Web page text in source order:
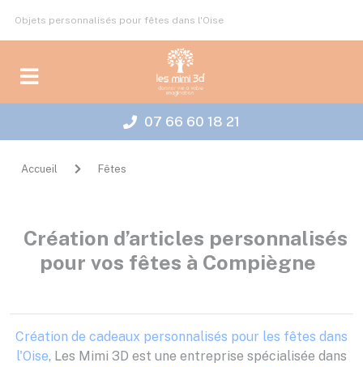
Objets personnalisés pour fêtes dans l'Oise
07 66 60 18 21
Accueil Fêtes
Création d’articles personnalisés
pour vos fêtes à Compiègne
Création de cadeaux personnalisés pour les fêtes dans
l'Oise, Les Mimi 3D est une entreprise spécialisée dans